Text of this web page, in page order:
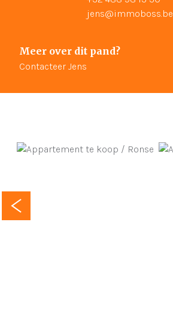
jens@immoboss.be
Meer over dit pand?
Contacteer Jens